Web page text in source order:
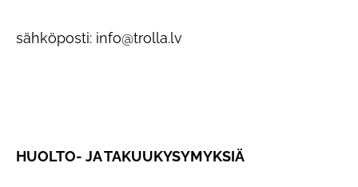
sähköposti: info@trolla.lv
HUOLTO- JA TAKUUKYSYMYKSIÄ